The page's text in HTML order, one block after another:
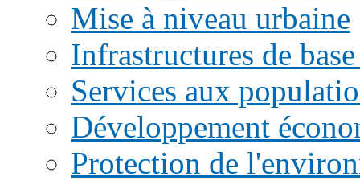
Mise à niveau urbaine
Infrastructures de
Services aux
Développement
Protection de